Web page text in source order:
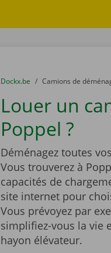
You are here:
du
Dockx.be to
Camions de
Louer un
Poppel ?
Déménagez toutes
Vous trouverez à
capacités de
site internet pour
Vous prévoyez par
simplifiez-vous la vie
hayon élévateur.